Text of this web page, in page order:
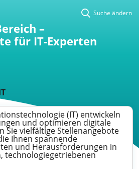
Suche ändern
–
für IT-Experten
(IT) entwickeln
und optimieren digitale
Sie vielfältige Stellenangebote
Ihnen spannende
und Herausforderungen in
technologiegetriebenen